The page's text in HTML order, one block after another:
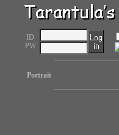
ID
PW
Portrait